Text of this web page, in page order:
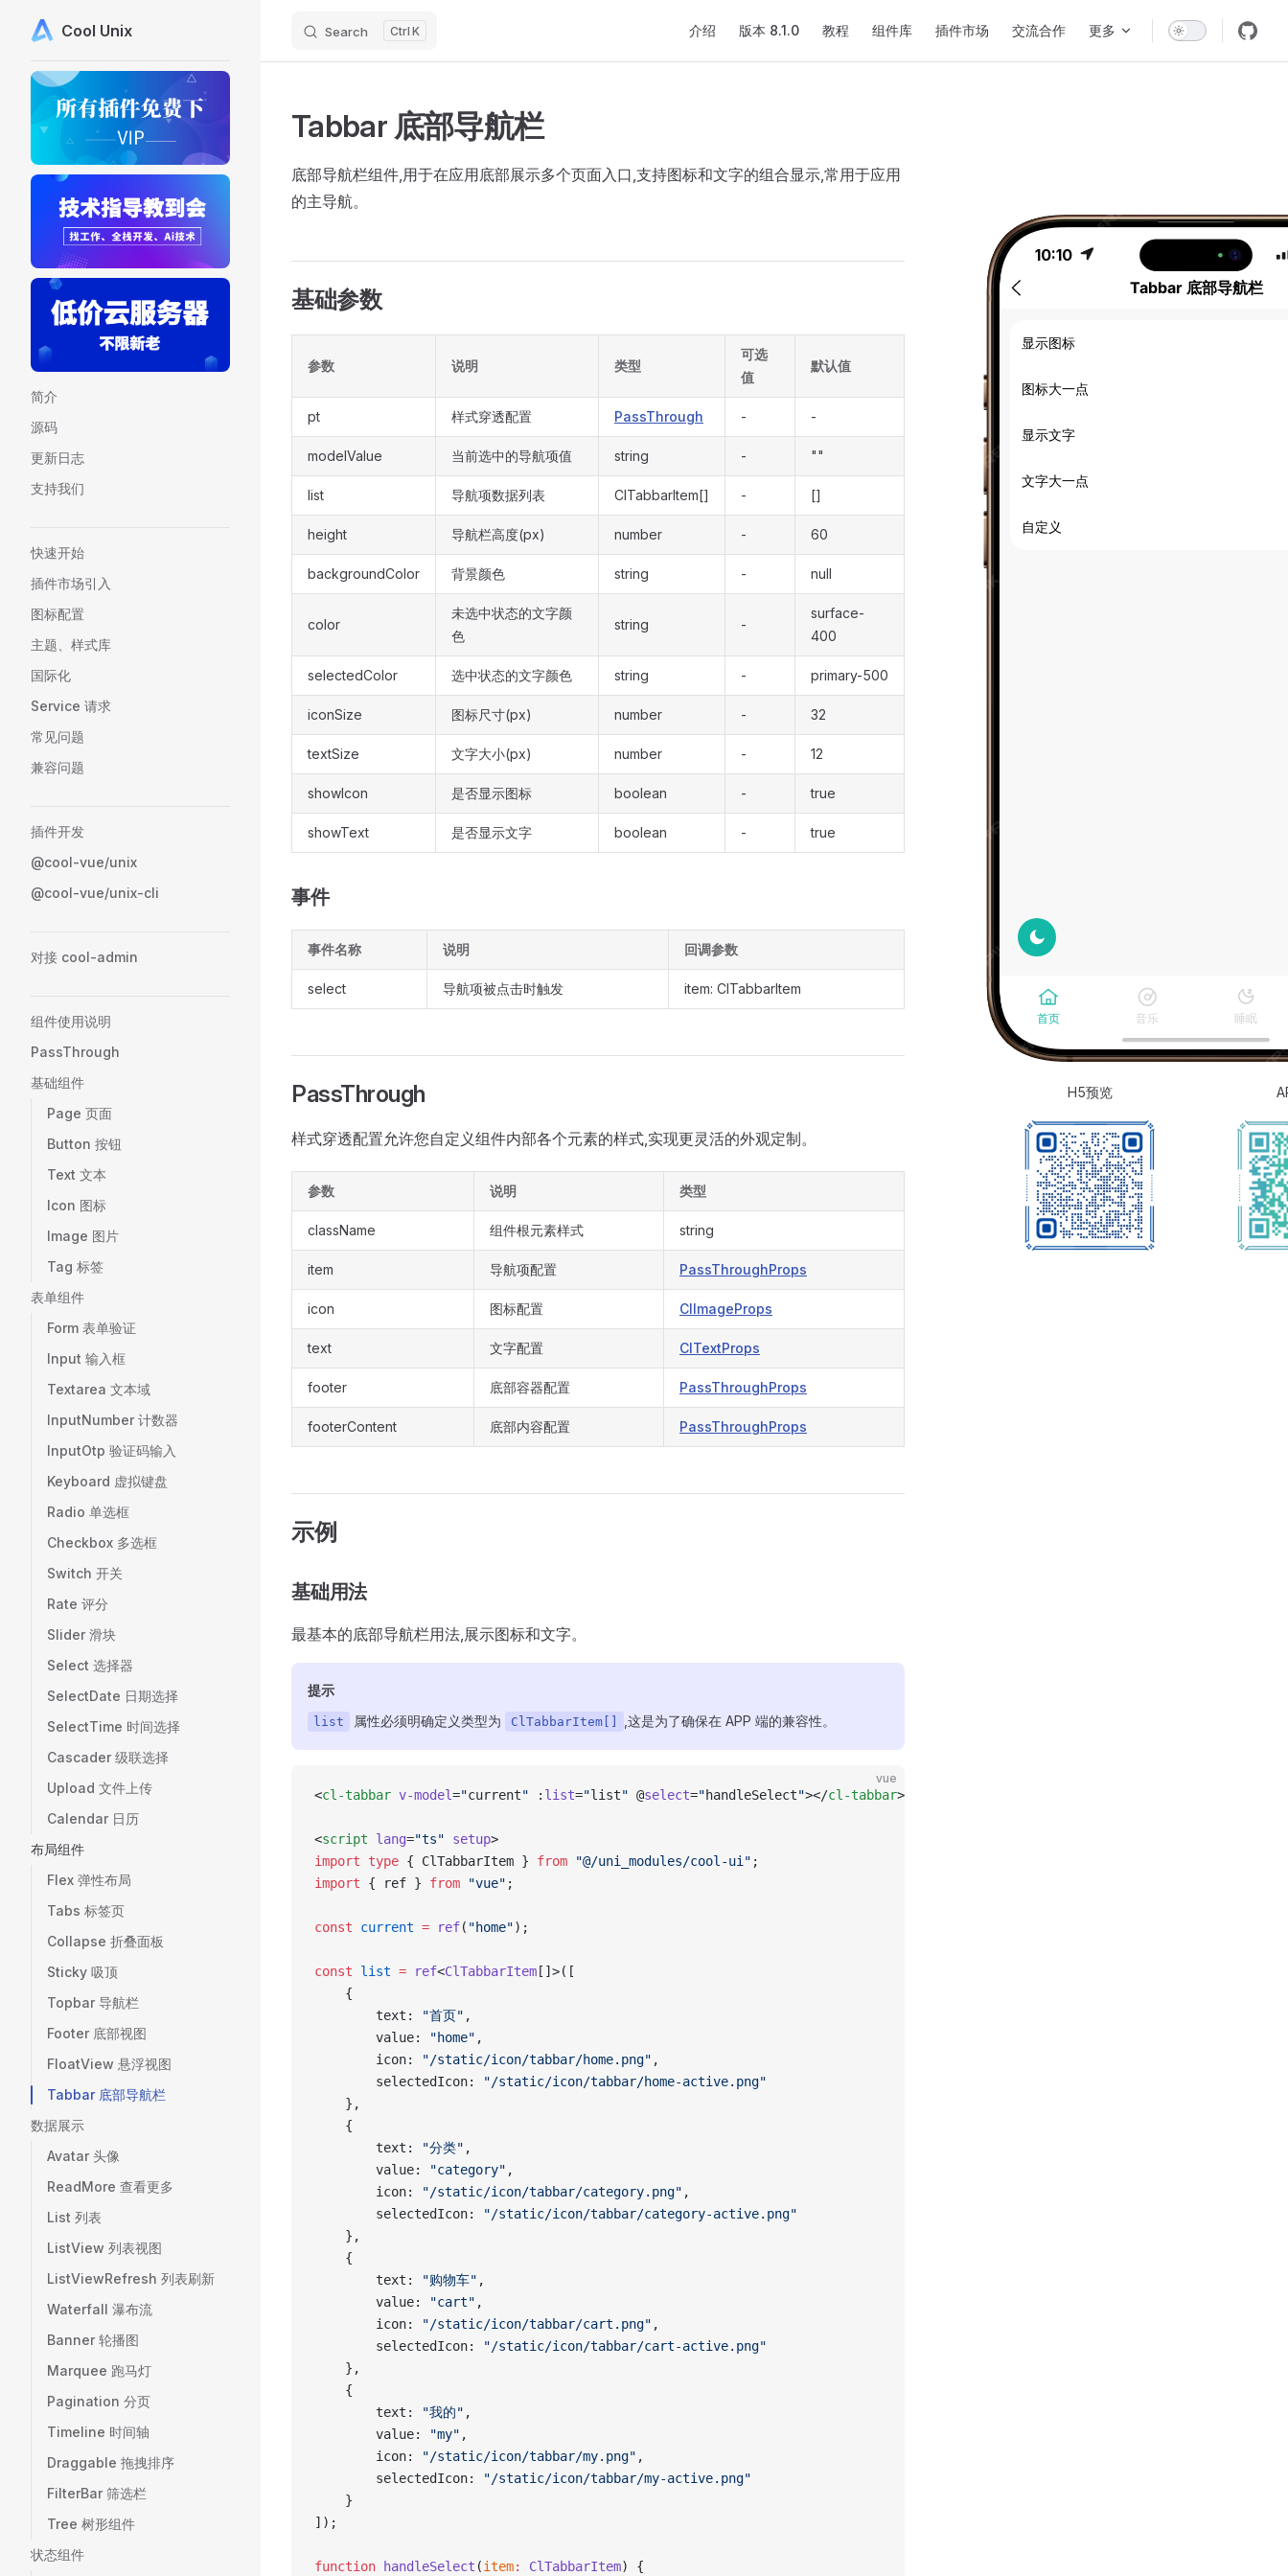
Skip to content
Cool Unix Search K 介绍 版本 8.1.0 教程 组件库 插件市场 交流合作 更多
Sidebar Navigation
简介
源码
更新日志
支持我们
快速开始
插件市场引入
图标配置
主题、样式库
国际化
Service 请求
常见问题
兼容问题
插件开发
@cool-vue/unix
@cool-vue/unix-cli
对接 cool-admin
组件使用说明
PassThrough
基础组件
Page 页面
Button 按钮
Text 文本
Icon 图标
Image 图片
Tag 标签
表单组件
Form 表单验证
Input 输入框
Textarea 文本域
InputNumber 计数器
InputOtp 验证码输入
Keyboard 虚拟键盘
Radio 单选框
Checkbox 多选框
Switch 开关
Rate 评分
Slider 滑块
Select 选择器
SelectDate 日期选择
SelectTime 时间选择
Cascader 级联选择
Upload 文件上传
Calendar 日历
布局组件
Flex 弹性布局
Tabs 标签页
Collapse 折叠面板
Sticky 吸顶
Topbar 导航栏
Footer 底部视图
FloatView 悬浮视图
Tabbar 底部导航栏
数据展示
Avatar 头像
ReadMore 查看更多
List 列表
ListView 列表视图
ListViewRefresh 列表刷新
Waterfall 瀑布流
Banner 轮播图
Marquee 跑马灯
Pagination 分页
Timeline 时间轴
Draggable 拖拽排序
FilterBar 筛选栏
Tree 树形组件
状态组件
10:10
H5预览
Tabbar 底部导航栏
底部导航栏组件,用于在应用底部展示多个页面入口,支持图标和文字的组合显示,常用于应用
的主导航。
基础参数
参数 说明 类型
可选
值
默认值
pt 样式穿透配置 PassThrough - -
modelValue 当前选中的导航项值 string - ""
list 导航项数据列表 ClTabbarItem[] - []
height 导航栏高度(px) number - 60
backgroundColor 背景颜色 string - null
color
未选中状态的文字颜
色
string -
surface-
400
selectedColor 选中状态的文字颜色 string - primary-500
iconSize 图标尺寸(px) number - 32
textSize 文字大小(px) number - 12
showIcon 是否显示图标 boolean - true
showText 是否显示文字 boolean - true
事件
事件名称 说明 回调参数
select 导航项被点击时触发 item: ClTabbarItem
PassThrough
样式穿透配置允许您自定义组件内部各个元素的样式,实现更灵活的外观定制。
参数 说明 类型
className 组件根元素样式 string
item 导航项配置 PassThroughProps
icon 图标配置 ClImageProps
text 文字配置 ClTextProps
footer 底部容器配置 PassThroughProps
footerContent 底部内容配置 PassThroughProps
示例
基础用法
最基本的底部导航栏用法,展示图标和文字。
提示
list 属性必须明确定义类型为 ClTabbarItem[] ,这是为了确保在 APP 端的兼容性。
vue
<cl-tabbar v-model="current" : list="list" @select="handleSelect"></cl-tabbar>
<script lang="ts" setup>
import type { ClTabbarItem } from "@/uni_modules/cool-ui" ;
import { ref } from "vue" ;
const current = ref( "home");
const list = ref<ClTabbarItem []>([
	{
		text:
"首页" ,
		value:
"home" ,
		icon:
"/static/icon/tabbar/home.png" ,
		selectedIcon:
"/static/icon/tabbar/home-active.png"
	},
	{
		text:
"分类" ,
		value:
"category" ,
		icon:
"/static/icon/tabbar/category.png" ,
		selectedIcon:
"/static/icon/tabbar/category-active.png"
	},
	{
		text:
"购物车" ,
		value:
"cart" ,
		icon:
"/static/icon/tabbar/cart.png" ,
		selectedIcon:
"/static/icon/tabbar/cart-active.png"
	},
	{
		text:
"我的" ,
		value:
"my" ,
		icon:
"/static/icon/tabbar/my.png" ,
		selectedIcon:
"/static/icon/tabbar/my-active.png"
	}
]);
function handleSelect (item: ClTabbarItem) {